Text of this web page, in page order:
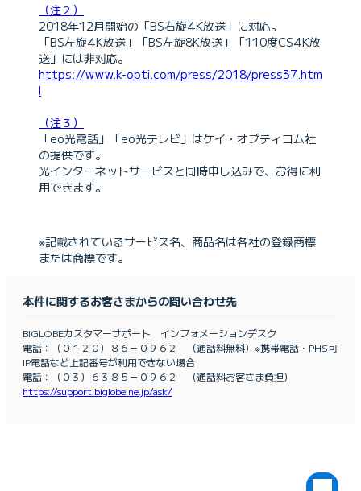
（注２）
2018年12月開始の「BS右旋4K放送」に対応。
「BS左旋4K放送」「BS左旋8K放送」「110度CS4K放
送」には非対応。
https://www.k-opti.com/press/2018/press37.htm
l
（注３）
「eo光電話」「eo光テレビ」はケイ・オプティコム社
の提供です。
光インターネットサービスと同時申し込みで、お得に利
用できます。
※記載されているサービス名、商品名は各社の登録商標
または商標です。
本件に関するお客さまからの問い合わせ先
BIGLOBEカスタマーサポート インフォメーションデスク
電話：（０１２０）８６－０９６２ （通話料無料）※携帯電話・PHS可
IP電話など上記番号が利用できない場合
電話：（０３）６３８５－０９６２ （通話料お客さま負担）
https://support.biglobe.ne.jp/ask/